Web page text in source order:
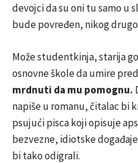
devojci da su oni tu samo u
bude povređen, nikog
Može studentkinja, starija
osnovne škole da umire
mrdnuti da mu pomognu.
napiše u romanu, čitalac bi
psujući pisca koji opisuje
bezvezne, idiotske
bi tako odigrali.